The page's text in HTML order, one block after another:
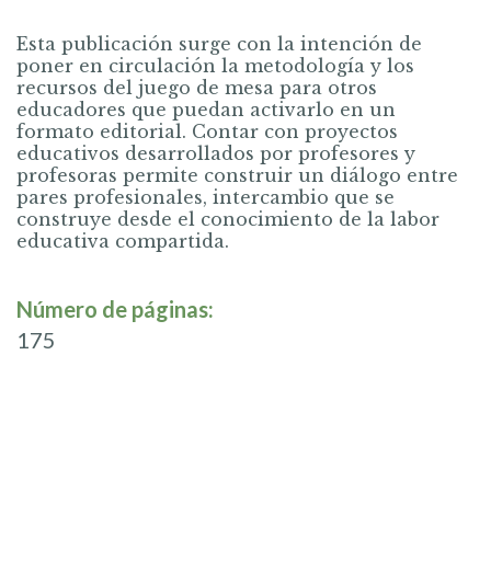
Esta publicación surge con la intención de
poner en circulación la metodología y los
recursos del juego de mesa para otros
educadores que puedan activarlo en un
formato editorial. Contar con proyectos
educativos desarrollados por profesores y
profesoras permite construir un diálogo entre
pares profesionales, intercambio que se
construye desde el conocimiento de la labor
educativa compartida.
Número de páginas:
175